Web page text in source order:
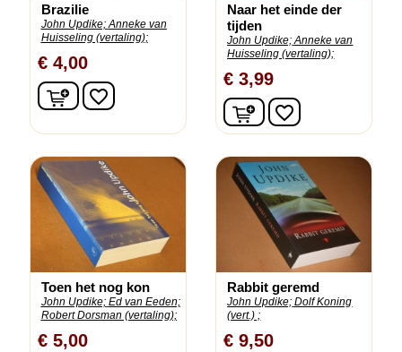
Brazilie
John Updike; Anneke van
Huisseling (vertaling);
€ 4,00
In winkelwagen
favorite_border
Naar het einde der
tijden
John Updike; Anneke van
Huisseling (vertaling);
€ 3,99
In winkelwagen
favorite_border
Toen het nog kon
John Updike; Ed van Eeden;
Robert Dorsman (vertaling);
€ 5,00
Rabbit geremd
John Updike; Dolf Koning
(vert.) ;
€ 9,50